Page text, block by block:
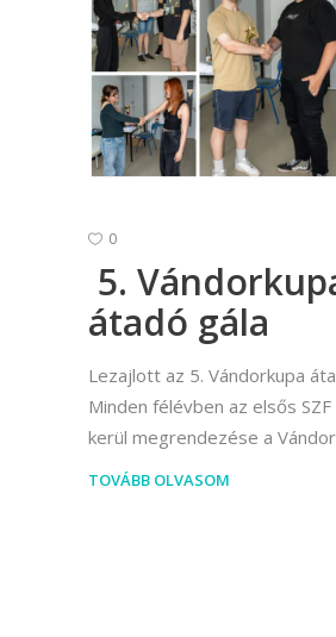
0
5.
átadó gála
Lezajlott az 5. Vándorkupa
Minden félévben az elsős
kerül megrendezése a
TOVÁBB OLVASOM